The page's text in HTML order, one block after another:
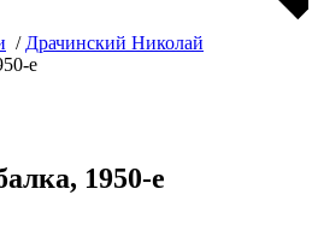
/ Драчинский Николай
е
1950-е